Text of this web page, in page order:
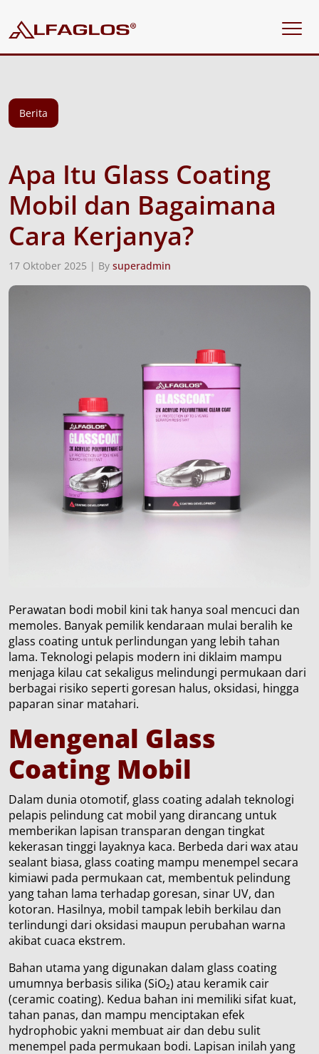
Berita
Apa Itu Glass Coating
Mobil dan Bagaimana
Cara Kerjanya?
17 Oktober 2025 | By superadmin
Perawatan bodi mobil kini tak hanya soal mencuci dan
memoles. Banyak pemilik kendaraan mulai beralih ke
glass coating untuk perlindungan yang lebih tahan
lama. Teknologi pelapis modern ini diklaim mampu
menjaga kilau cat sekaligus melindungi permukaan dari
berbagai risiko seperti goresan halus, oksidasi, hingga
paparan sinar matahari.
Mengenal Glass
Coating Mobil
Dalam dunia otomotif, glass coating adalah teknologi
pelapis pelindung cat mobil yang dirancang untuk
memberikan lapisan transparan dengan tingkat
kekerasan tinggi layaknya kaca. Berbeda dari wax atau
sealant biasa, glass coating mampu menempel secara
kimiawi pada permukaan cat, membentuk pelindung
yang tahan lama terhadap goresan, sinar UV, dan
kotoran. Hasilnya, mobil tampak lebih berkilau dan
terlindungi dari oksidasi maupun perubahan warna
akibat cuaca ekstrem.
Bahan utama yang digunakan dalam glass coating
umumnya berbasis silika (SiO₂) atau keramik cair
(ceramic coating). Kedua bahan ini memiliki sifat kuat,
tahan panas, dan mampu menciptakan efek
hydrophobic yakni membuat air dan debu sulit
menempel pada permukaan bodi. Lapisan inilah yang